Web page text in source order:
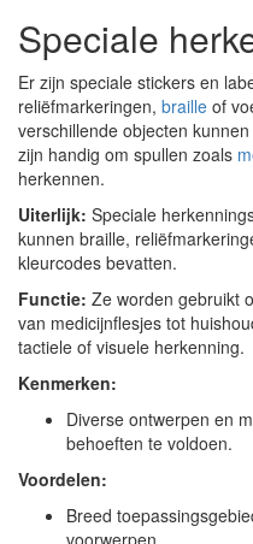
Speciale
Er zijn speciale stickers en
reliëfmarkeringen, braille of
verschillende objecten
zijn handig om spullen zoals
herkennen.
Uiterlijk: Speciale
kunnen braille,
kleurcodes bevatten.
Functie: Ze worden gebruikt
van medicijnflesjes tot
tactiele of visuele herkenning.
Kenmerken:
Diverse ontwerpen en
behoeften te voldoen.
Voordelen:
Breed
voorwerpen.